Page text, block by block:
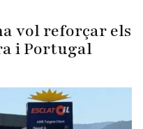
vol reforçar els
i Portugal